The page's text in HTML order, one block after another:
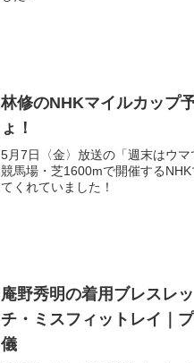
林修のNHKマイルカップ
ょ！
5月7日〈金〉放送の「週末はウ
競馬場・芝1600mで開催する
てくれていました！
庵野秀明の着用ブレスレ
チ・ミスフィットレイ｜
儀